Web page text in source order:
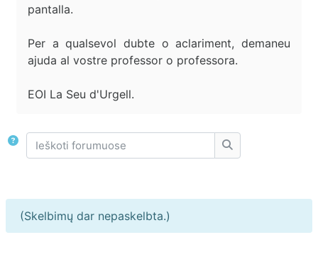
pantalla.
Per a qualsevol dubte o aclariment, demaneu
ajuda al vostre professor o professora.
EOI La Seu d'Urgell.
Ieškoti forumuose
Ieškoti forumuose
(Skelbimų dar nepaskelbta.)